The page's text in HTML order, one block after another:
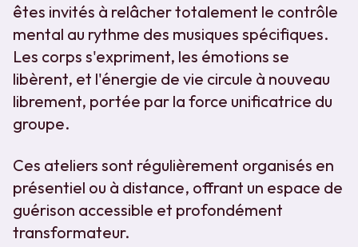
êtes invités à relâcher totalement le contrôle
mental au rythme des musiques spécifiques.
Les corps s'expriment, les émotions se
libèrent, et l'énergie de vie circule à nouveau
librement, portée par la force unificatrice du
groupe.
Ces ateliers sont régulièrement organisés en
présentiel ou à distance, offrant un espace de
guérison accessible et profondément
transformateur.